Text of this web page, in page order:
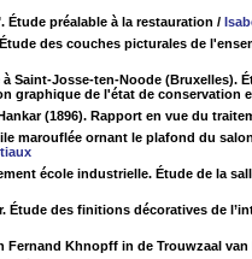
Étude préalable à la restauration /
des couches picturales de
Saint-Josse-ten-Noode (Bruxelles).
graphique de l'état de conservation
(1896). Rapport en vue du
marouflée ornant le plafond du
école industrielle. Étude de la
Étude des finitions décoratives de
Fernand Khnopff in de Trouwzaal